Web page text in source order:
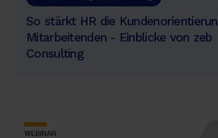
So stärkt HR die
Mitarbeitenden - Einblicke von zeb
Consulting